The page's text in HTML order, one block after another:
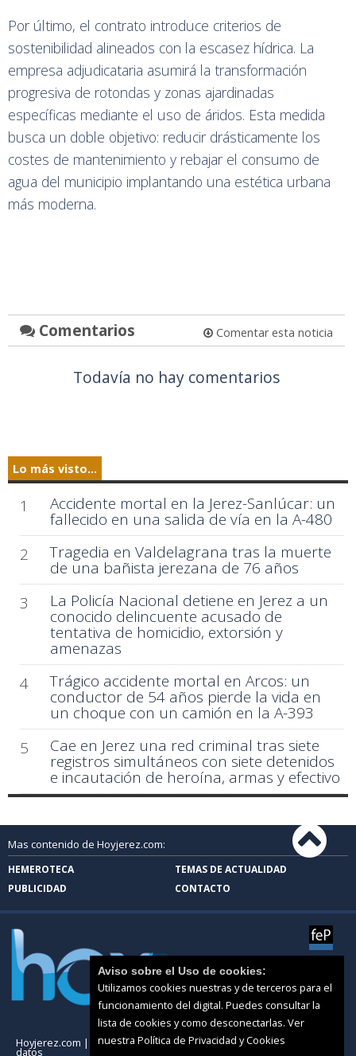
Por último, el contrato introduce criterios de
sostenibilidad alineados con la escasez hídrica. La
empresa adjudicataria asumirá la transformación
progresiva de rotondas y zonas ajardinadas
específicas mediante el uso de áridos. Esta medida
busca un doble objetivo: reducir drásticamente los
costes de mantenimiento y rebajar el consumo de
agua del municipio implantando una estética urbana
más moderna.
Comentarios Comentar esta noticia
Todavía no hay comentarios
Lo más visto...
1 Accidente mortal en la Jerez-Sanlúcar: un
fallecido en una salida de vía en la A-480
2
Tragedia en Valdelagrana tras la muerte
de una bañista jerezana de 76 años
3
La Policía Nacional detiene en Jerez a un
conocido delincuente acusado de
tentativa de homicidio, extorsión y
amenazas
4
Trágico accidente mortal en Arcos: un
conductor de 54 años pierde la vida en
un choque con un camión en la A-393
5
Cae en Jerez una red criminal tras siete
registros simultáneos con siete detenidos
e incautación de heroína, armas y efectivo
Mas contenido de Hoyjerez.com:
HEMEROTECA
TEMAS DE ACTUALIDAD
PUBLICIDAD
CONTACTO
Hoyjerez.com | Términos de uso |Protección de
datos
Aviso sobre el Uso de cookies:
Utilizamos cookies nuestras y de terceros para el
funcionamiento del digital. Puedes consultar la
lista de cookies y como desconectarlas. Ver
nuestra Política de Privacidad y Cookies